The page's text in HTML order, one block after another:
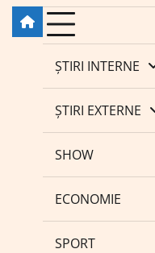
ȘTIRI INTERNE
ȘTIRI EXTERNE
SHOW
ECONOMIE
SPORT